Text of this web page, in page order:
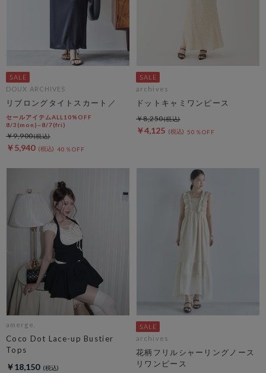
DOUX ARCHIVES
リブロングタイトスカート／
セールアイテムALL10%OFF
8/3(mon)~8/7(fri)
￥5,940 40％OFF
￥9,900
archives
ドットキャミワンピース
￥4,125 50％OFF
￥8,250
amerge.
Coco Dot Lace-up Bustier
Tops
￥18,150
archives
花柄フリルシャーリングノース
リワンピース